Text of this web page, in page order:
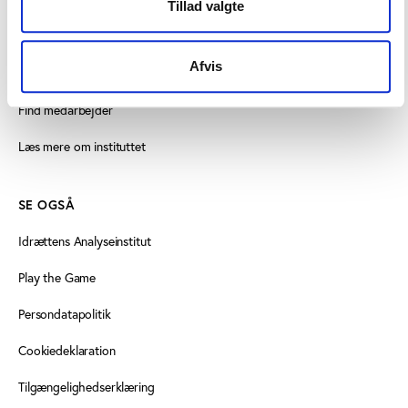
Tillad valgte
Afvis
+45 3266 1030
Find medarbejder
Læs mere om instituttet
SE OGSÅ
Idrættens Analyseinstitut
Play the Game
Persondatapolitik
Cookiedeklaration
Tilgængelighedserklæring